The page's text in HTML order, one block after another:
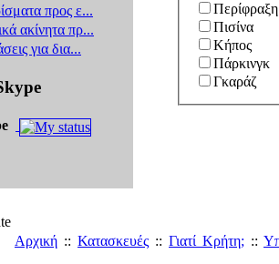
προς ε...
ακίνητα πρ...
για δια...
Περίφραξη
Πισίνα
Κήπος
Πάρκινγκ
Γκαράζ
Αρχική :: Κατασκευές :: Γιατί Κρήτη; ::